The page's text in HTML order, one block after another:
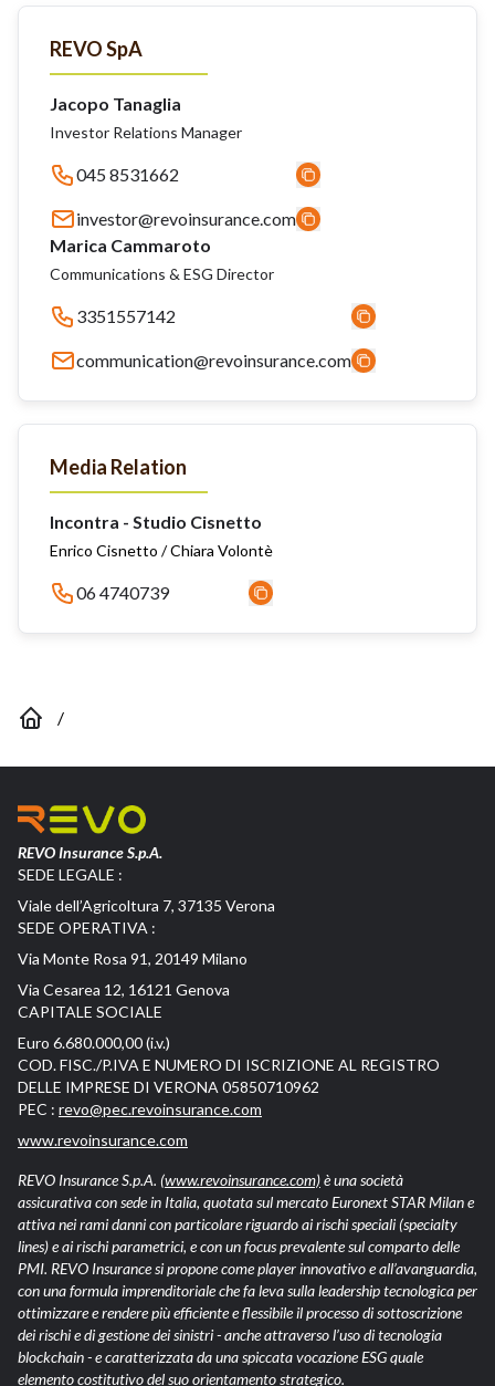
REVO SpA
Jacopo Tanaglia
Investor Relations Manager
045 8531662
investor@revoinsurance.com
Marica Cammaroto
Communications & ESG Director
3351557142
communication@revoinsurance.com
Media Relation
Incontra - Studio Cisnetto
Enrico Cisnetto / Chiara Volontè
06 4740739
/
REVO Insurance S.p.A.
SEDE LEGALE :
Viale dell’Agricoltura 7, 37135 Verona
SEDE OPERATIVA :
Via Monte Rosa 91, 20149 Milano
Via Cesarea 12, 16121 Genova
CAPITALE SOCIALE
Euro 6.680.000,00 (i.v.)
COD. FISC./P.IVA E NUMERO DI ISCRIZIONE AL REGISTRO
DELLE IMPRESE DI VERONA 05850710962
PEC : revo@pec.revoinsurance.com
www.revoinsurance.com
REVO Insurance S.p.A. (www.revoinsurance.com)è una società
assicurativa con sede in Italia, quotata sul mercato Euronext STAR Milan e
attiva nei rami danni con particolare riguardo ai rischi speciali (specialty
lines) e ai rischi parametrici, e con un focus prevalente sul comparto delle
PMI. REVO Insurance si propone come player innovativo e all’avanguardia,
con una formula imprenditoriale che fa leva sulla leadership tecnologica per
ottimizzare e rendere più efficiente e flessibile il processo di sottoscrizione
dei rischi e di gestione dei sinistri - anche attraverso l’uso di tecnologia
blockchain - e caratterizzata da una spiccata vocazione ESG quale
elemento costitutivo del suo orientamento strategico.